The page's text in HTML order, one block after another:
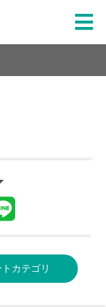
る カテゴリ